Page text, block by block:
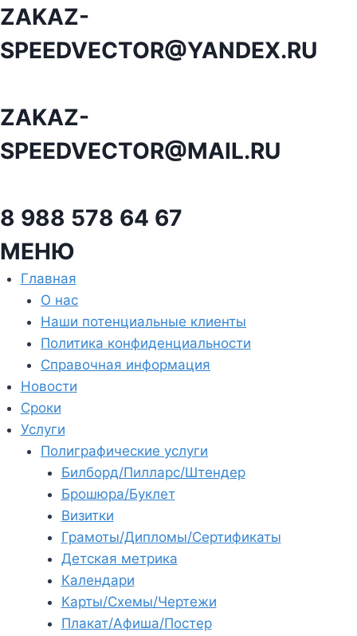
Перейти
содержанию
ZAKAZ-
SPEEDVECTOR@YANDEX.RU
ZAKAZ-
SPEEDVECTOR@MAIL.RU
8 988 578 64 67
МЕНЮ
Главная
О нас
Наши потенциальные клиенты
Политика конфиденциальности
Справочная информация
Новости
Сроки
Услуги
Полиграфические услуги
Билборд/Пилларс/Штендер
Брошюра/Буклет
Визитки
Грамоты/Дипломы/Сертификаты
Детская метрика
Календари
Карты/Схемы/Чертежи
Плакат/Афиша/Постер